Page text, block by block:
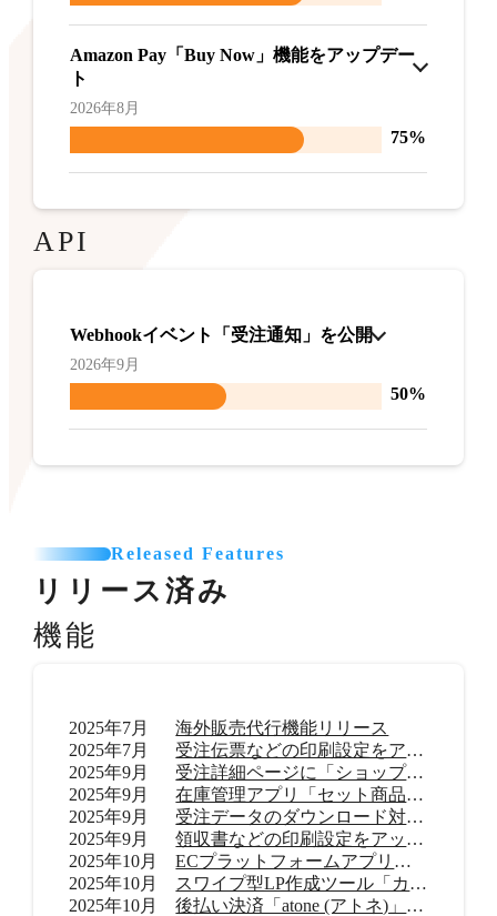
Amazon Pay「Buy Now」機能をアップデー
ト
2026年8月
75%
API
Webhookイベント「受注通知」を公開
2026年9月
50%
Released Features
リリース済み
機能
2025年7月
海外販売代行機能リリース
2025年7月
受注伝票などの印刷設定をアップデート
2025年9月
受注詳細ページに「ショップ内メモ」機能を追加
2025年9月
在庫管理アプリ「セット商品在庫管理 byらくらく在庫」リリース
2025年9月
受注データのダウンロード対応範囲を拡大
2025年9月
領収書などの印刷設定をアップデート
2025年10月
ECプラットフォームアプリ「TikTok shop」リリース
2025年10月
スワイプ型LP作成ツール「カラーミーモーションLP」提供開始
2025年10月
後払い決済「atone (アトネ)」提供開始